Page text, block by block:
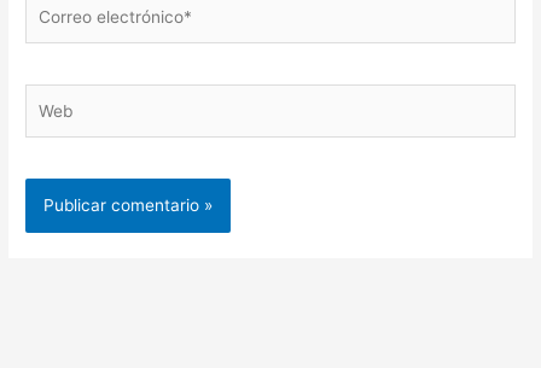
electrónico*